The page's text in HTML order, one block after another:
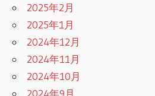
2025年2月
2025年1月
2024年12月
2024年11月
2024年10月
2024年9月